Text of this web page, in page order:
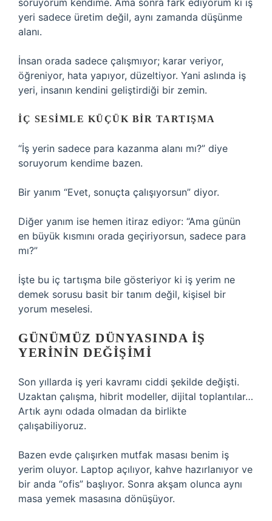
soruyorum kendime. Ama sonra fark ediyorum ki iş
yeri sadece üretim değil, aynı zamanda düşünme
alanı.
İnsan orada sadece çalışmıyor; karar veriyor,
öğreniyor, hata yapıyor, düzeltiyor. Yani aslında iş
yeri, insanın kendini geliştirdiği bir zemin.
İÇ SESIMLE KÜÇÜK BIR TARTIŞMA
“İş yerin sadece para kazanma alanı mı?” diye
soruyorum kendime bazen.
Bir yanım “Evet, sonuçta çalışıyorsun” diyor.
Diğer yanım ise hemen itiraz ediyor: “Ama günün
en büyük kısmını orada geçiriyorsun, sadece para
mı?”
İşte bu iç tartışma bile gösteriyor ki iş yerim ne
demek sorusu basit bir tanım değil, kişisel bir
yorum meselesi.
GÜNÜMÜZ DÜNYASINDA IŞ
YERININ DEĞIŞIMI
Son yıllarda iş yeri kavramı ciddi şekilde değişti.
Uzaktan çalışma, hibrit modeller, dijital toplantılar…
Artık aynı odada olmadan da birlikte
çalışabiliyoruz.
Bazen evde çalışırken mutfak masası benim iş
yerim oluyor. Laptop açılıyor, kahve hazırlanıyor ve
bir anda “ofis” başlıyor. Sonra akşam olunca aynı
masa yemek masasına dönüşüyor.